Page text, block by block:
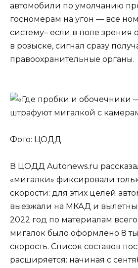
автомобили по умолчанию
госномерам на угон — все
систему– если в поле зрения
в розыске, сигнал сразу
правоохранительные органы.
Фото: ЦОДД
В ЦОДД Autonews.ru
«мигалки» фиксировали
скорости: для этих целей
выезжали на МКАД и
2022 год по материалам всего
мигалок было оформлено 8
скорость. Список составов
расширяется: начиная с